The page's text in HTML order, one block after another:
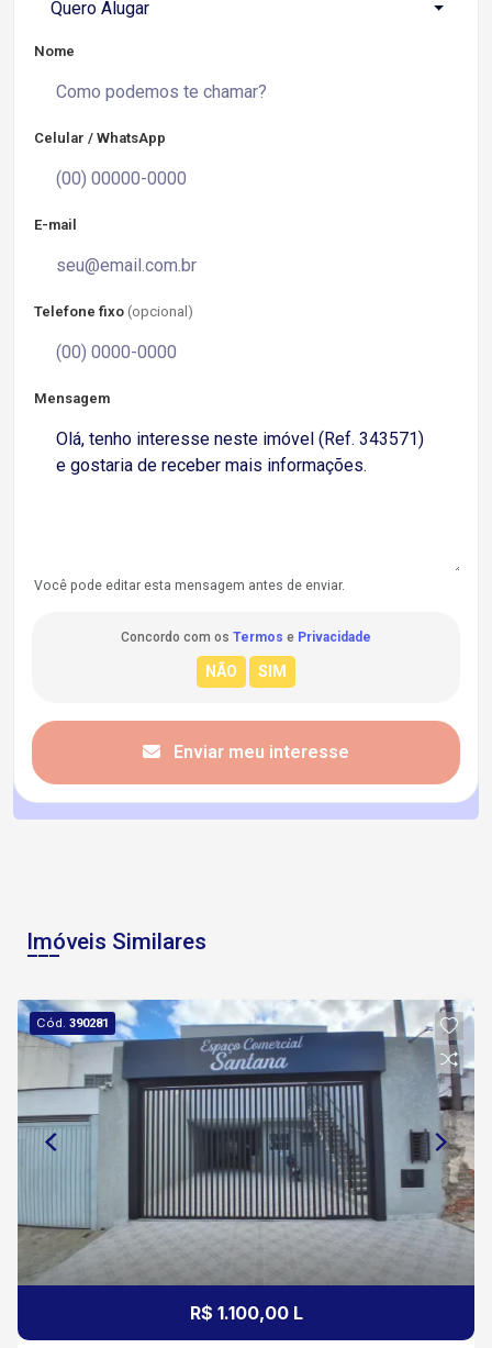
Quero Alugar
Nome
Celular / WhatsApp
E-mail
Telefone fixo (opcional)
Mensagem
Você pode editar esta mensagem antes de enviar.
Concordo com os Termos e Privacidade
Enviar meu interesse
Imóveis Similares
Cód.390281
R$ 1.100,00 L